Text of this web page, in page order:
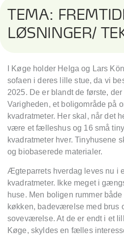
TEMA:
LØSNINGER/
I Køge holder Helga og Lars
sofaen i deres lille stue, da vi
2025. De er blandt de første,
Varigheden, et boligområde på
kvadratmeter. Her skal, når det
være et fælleshus og 16 små
kvadratmeter hver. Tinyhusene
og biobaserede materialer.
Ægteparrets hverdag leves nu i
kvadratmeter. Ikke meget i
huse. Men boligen rummer
køkken, badeværelse med brus
soveværelse. At de er endt i et
Køge, skyldes en fælles